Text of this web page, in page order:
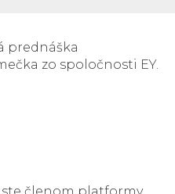
prednáška
zo spoločnosti EY.